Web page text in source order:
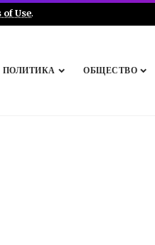
Use.
ПОЛИТИКА ОБЩЕСТВО